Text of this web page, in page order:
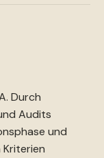
Durch
Audits
und